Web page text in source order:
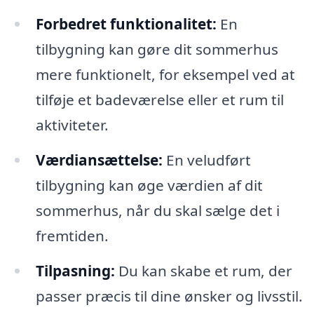
Forbedret funktionalitet: En
tilbygning kan gøre dit sommerhus
mere funktionelt, for eksempel ved at
tilføje et badeværelse eller et rum til
aktiviteter.
Værdiansættelse: En veludført
tilbygning kan øge værdien af dit
sommerhus, når du skal sælge det i
fremtiden.
Tilpasning: Du kan skabe et rum, der
passer præcis til dine ønsker og livsstil.